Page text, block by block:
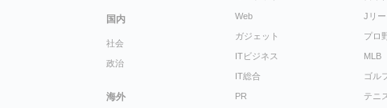
国内
社会
政治
海外
Web
ガジェット
ITビジネス
IT総合
PR
Jリ
プロ
MLB
ゴル
テニ